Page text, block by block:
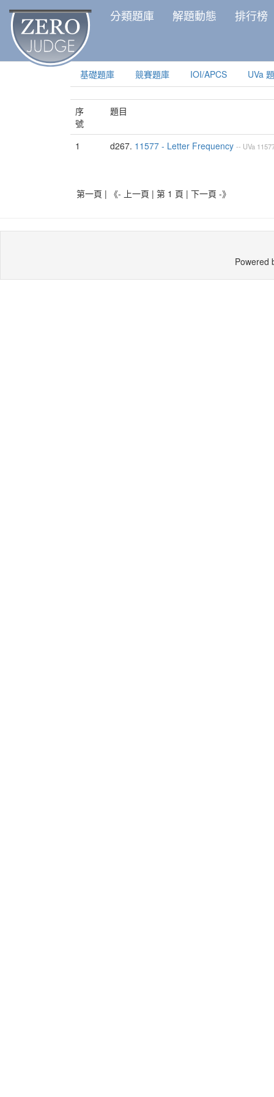
分類題庫 解題動態 排行榜
基礎題庫 競賽題庫 IOI/APCS UVa
序
號
題目
1 d267. 11577 - Letter Frequency -- UVa
第一頁 | 《- 上一頁 | 第 1 頁 | 下一頁 -》
Powered